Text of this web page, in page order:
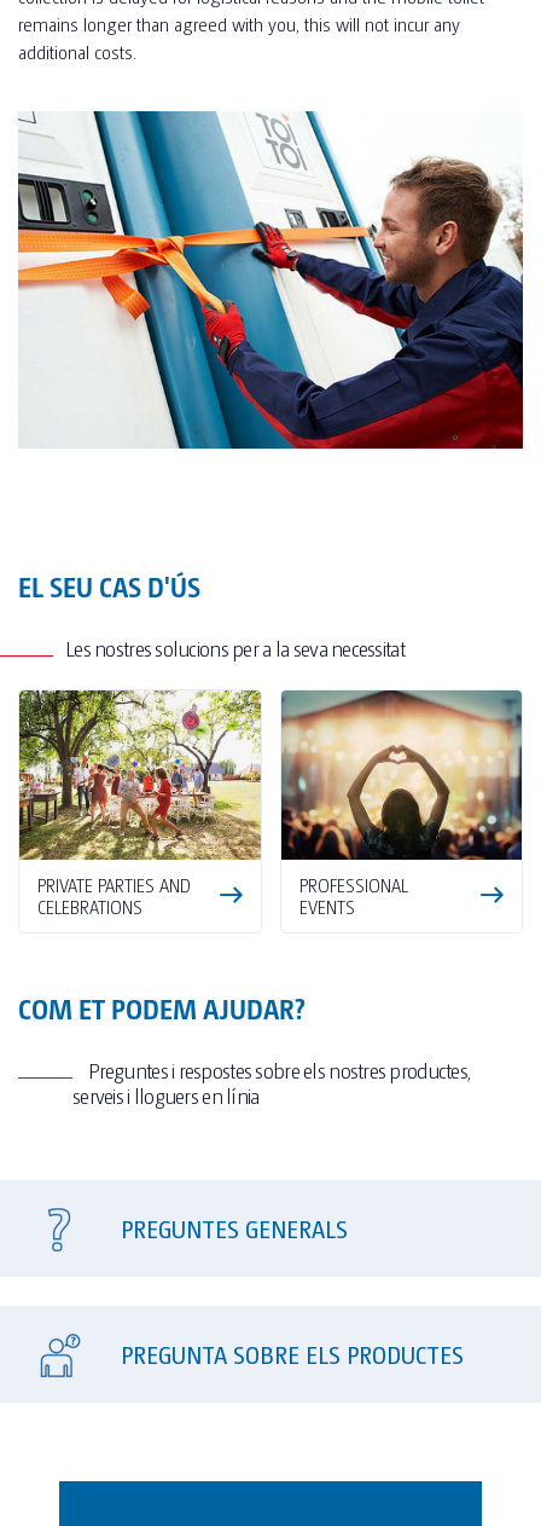
remains longer than agreed with you, this will not incur any
additional costs.
EL SEU CAS D'ÚS
Les nostres solucions per a la seva necessitat
PRIVATE PARTIES AND
CELEBRATIONS
PROFESSIONAL
EVENTS
COM ET PODEM AJUDAR?
Preguntes i respostes sobre els nostres productes,
serveis i lloguers en línia
PREGUNTES GENERALS
PREGUNTA SOBRE ELS PRODUCTES